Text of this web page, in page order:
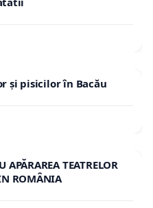
și pisicilor în Bacău
TEATRELOR
ROMÂNIA